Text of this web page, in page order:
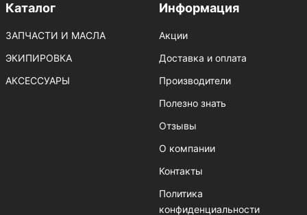
Каталог
ЗАПЧАСТИ И МАСЛА
ЭКИПИРОВКА
АКСЕССУАРЫ
Информация
Акции
Доставка и оплата
Производители
Полезно знать
Отзывы
О компании
Контакты
Политика
конфиденциальности